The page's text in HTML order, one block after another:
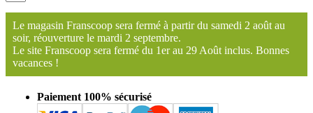
Le magasin Franscoop sera fermé à partir du samedi 2 août au
soir, réouverture le mardi 2 septembre.
Le site Franscoop sera fermé du 1er au 29 Août inclus. Bonnes
vacances !
Paiement 100% sécurisé